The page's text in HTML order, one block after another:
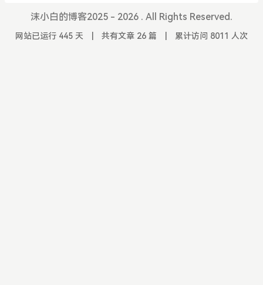
沫小白的博客2025 - 2026 . All Rights Reserved.
网站已运行 445 天 共有文章 26 篇 累计访问 8011 人次